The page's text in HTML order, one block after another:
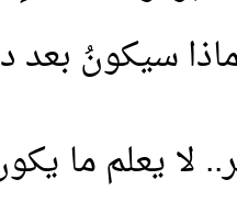
سيكونُ
لا يعلم ما